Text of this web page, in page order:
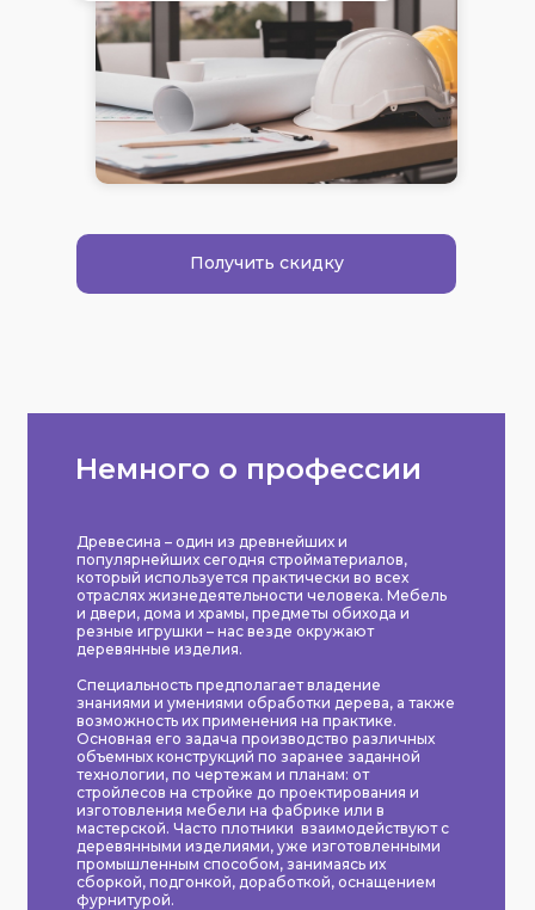
Получить скидку
Немного о профессии
Древесина – один из древнейших и
популярнейших сегодня стройматериалов,
который используется практически во всех
отраслях жизнедеятельности человека. Мебель
и двери, дома и храмы, предметы обихода и
резные игрушки – нас везде окружают
деревянные изделия.
Специальность предполагает владение
знаниями и умениями обработки дерева, а также
возможность их применения на практике.
Основная его задача производство различных
объемных конструкций по заранее заданной
технологии, по чертежам и планам: от
стройлесов на стройке до проектирования и
изготовления мебели на фабрике или в
мастерской. Часто плотники взаимодействуют с
деревянными изделиями, уже изготовленными
промышленным способом, занимаясь их
сборкой, подгонкой, доработкой, оснащением
фурнитурой.